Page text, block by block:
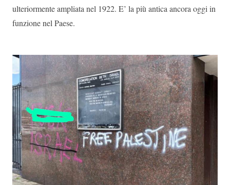
ulteriormente ampliata nel 1922. E’ la più antica ancora oggi in
funzione nel Paese.